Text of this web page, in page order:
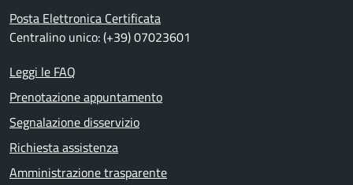
Posta Elettronica Certificata
Centralino unico: (+39) 07023601
Leggi le FAQ
Prenotazione appuntamento
Segnalazione disservizio
Richiesta assistenza
Amministrazione trasparente